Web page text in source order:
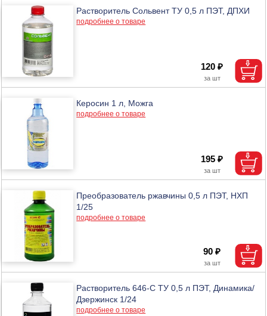
Растворитель Сольвент ТУ 0,5 л ПЭТ, ДПХИ
подробнее о товаре
120 ₽
Керосин 1 л, Можга
подробнее о товаре
195 ₽
Преобразователь ржавчины 0,5 л ПЭТ, НХП
1/25
подробнее о товаре
90 ₽
Растворитель 646-С ТУ 0,5 л ПЭТ, Динамика/
Дзержинск 1/24
подробнее о товаре